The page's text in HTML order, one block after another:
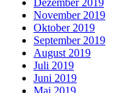
Dezember 2019
November 2019
Oktober 2019
September 2019
August 2019
Juli 2019
Juni 2019
Mai 2019